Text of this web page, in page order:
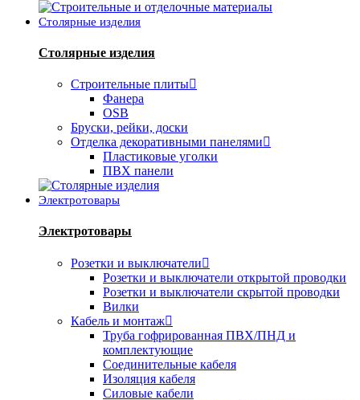
Столярные изделия
Столярные изделия
Строительные плиты
Фанера
OSB
Бруски, рейки, доски
Отделка декоративными панелями
Пластиковые уголки
ПВХ панели
Электротовары
Электротовары
Розетки и выключатели
Розетки и выключатели открытой проводки
Розетки и выключатели скрытой проводки
Вилки
Кабель и монтаж
Труба гофрированная ПВХ/ПНД и
комплектующие
Соединительные кабеля
Изоляция кабеля
Силовые кабели